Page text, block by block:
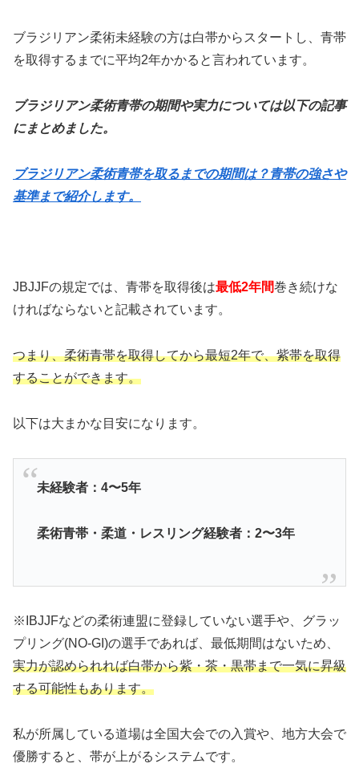
ブラジリアン柔術未経験の方は白帯からスタートし、青帯
を取得するまでに平均2年かかると言われています。
ブラジリアン柔術青帯の期間や実力については以下の記事
にまとめました。
ブラジリアン柔術青帯を取るまでの期間は？青帯の強さや
基準まで紹介します。
JBJJFの規定では、青帯を取得後は最低2年間巻き続けな
ければならないと記載されています。
つまり、柔術青帯を取得してから最短2年で、紫帯を取得
することができます。
以下は大まかな目安になります。
未経験者：4〜5年
柔術青帯・柔道・レスリング経験者：2〜3年
※IBJJFなどの柔術連盟に登録していない選手や、グラッ
プリング(NO-GI)の選手であれば、最低期間はないため、
実力が認められれば白帯から紫・茶・黒帯まで一気に昇級
する可能性もあります。
私が所属している道場は全国大会での入賞や、地方大会で
優勝すると、帯が上がるシステムです。